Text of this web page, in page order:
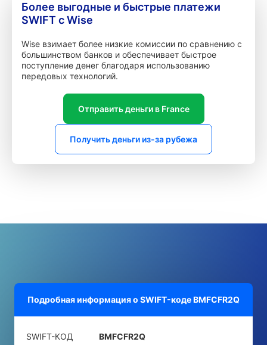
Более выгодные и быстрые платежи
SWIFT с Wise
Wise взимает более низкие комиссии по сравнению с
большинством банков и обеспечивает быстрое
поступление денег благодаря использованию
передовых технологий.
Отправить деньги в France
Получить деньги из-за рубежа
Подробная информация о SWIFT-кодеBMFCFR2Q
SWIFT-КОД BMFCFR2Q